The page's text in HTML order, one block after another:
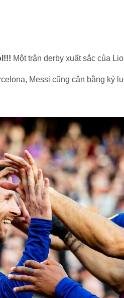
Một trận derby xuất sắc của
Messi cũng cân bằng kỷ